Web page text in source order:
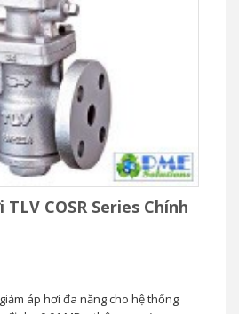
COSR Series Chính
áp hơi đa năng cho hệ thống